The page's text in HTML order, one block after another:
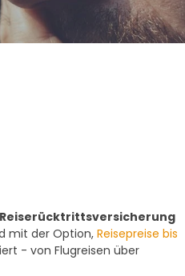
Reiserücktrittsversicherung
mit der Option,Reisepreise bis
- von Flugreisen über